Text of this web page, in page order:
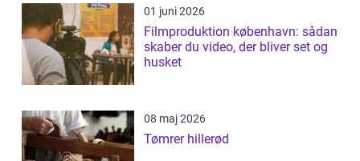
01 juni 2026
Filmproduktion københavn: sådan
skaber du video, der bliver set og
husket
08 maj 2026
Tømrer hillerød